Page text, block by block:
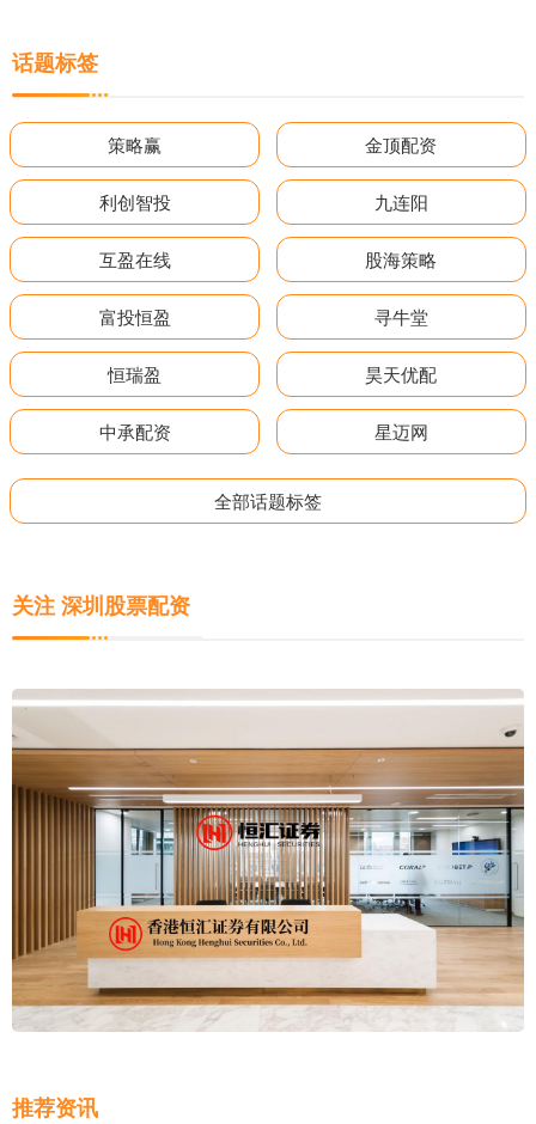
话题标签
策略赢 金顶配资
利创智投 九连阳
互盈在线 股海策略
富投恒盈 寻牛堂
恒瑞盈 昊天优配
中承配资 星迈网
全部话题标签
关注 深圳股票配资
推荐资讯